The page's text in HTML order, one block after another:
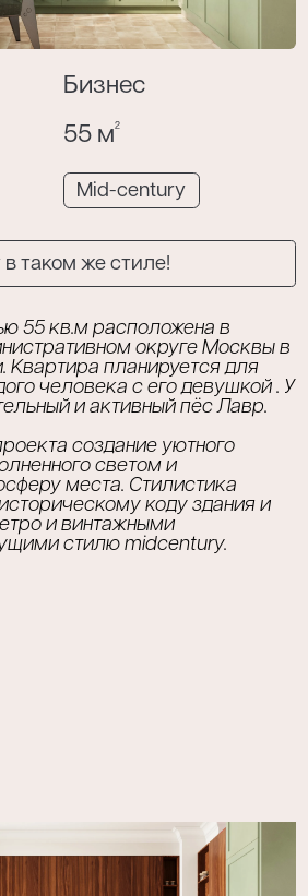
данных в соответствии с
Бизнес
55 м2
Mid-century
в таком же стиле!
55 кв.м расположена в
округе Москвы в
Квартира планируется для
человека с его девушкой . У
и активный пёс Лавр.
создание уютного
светом и
места. Стилистика
коду здания и
и винтажными
стилю midcentury.